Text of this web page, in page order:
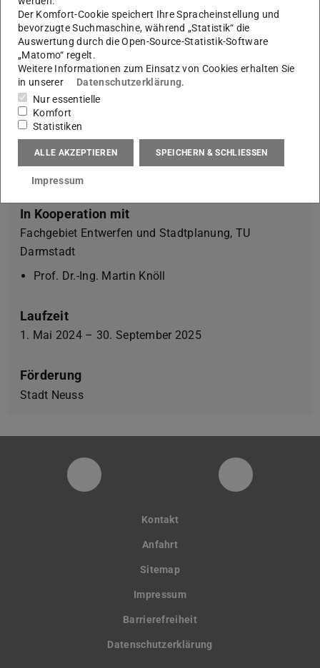
Koordination
Fachgebiet Entwerfen und Stadtentwicklung, TU
Darmstadt
Prof. Dr.-Ing. Annette Rudolph-Cleff
Dipl.-Ing. Frederik Helms
M.Sc. Bojang Ji
In Kooperation mit
Fachgebiet Entwerfen und Stadtplanung, TU
Darmstadt
Prof. Dr.-Ing. Martin Knöll
Laufzeit
1. Mai 2024 – 30. September 2025
Förderung
Stadt Neuss
Instagram-Seite der Fachgruppe
LinkedIn-
Kontakt
Anfahrt
Sitemap
Impressum
Barrierefreiheit
Datenschutzerklärung
Der Komfort-Cookie speichert Ihre Spracheinstellung und
bevorzugte Suchmaschine, während „Statistik“ die
Auswertung durch die Open-Source-Statistik-Software
„Matomo“ regelt.
Weitere Informationen zum Einsatz von Cookies erhalten Sie
in unserer
Datenschutzerklärung.
Nur essentielle
Komfort
Statistiken
ALLE AKZEPTIEREN SPEICHERN & SCHLIESSEN
Impressum